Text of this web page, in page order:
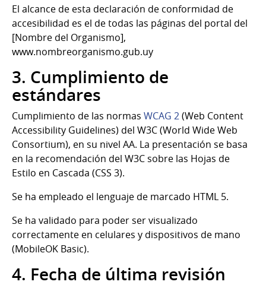
El alcance de esta declaración de conformidad de
accesibilidad es el de todas las páginas del portal del
[Nombre del Organismo],
www.nombreorganismo.gub.uy
3. Cumplimiento de
estándares
Cumplimiento de las normas WCAG 2(Web Content
Accessibility Guidelines) del W3C (World Wide Web
Consortium), en su nivel AA. La presentación se basa
en la recomendación del W3C sobre las Hojas de
Estilo en Cascada (CSS 3).
Se ha empleado el lenguaje de marcado HTML 5.
Se ha validado para poder ser visualizado
correctamente en celulares y dispositivos de mano
(MobileOK Basic).
4. Fecha de última revisión